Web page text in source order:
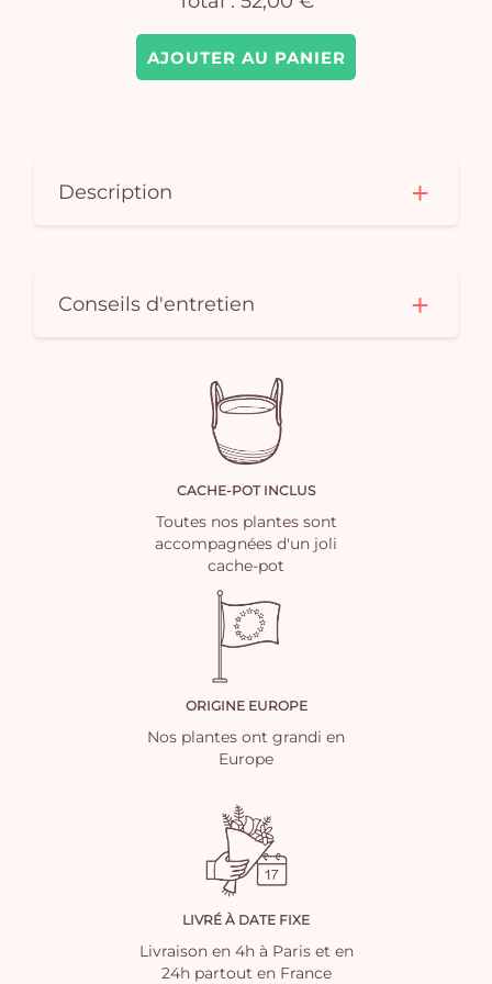
AJOUTER AU PANIER
Description
Conseils d'entretien
CACHE-POT INCLUS
Toutes nos plantes sont
accompagnées d'un joli
cache-pot
ORIGINE EUROPE
Nos plantes ont grandi en
Europe
LIVRÉ À DATE FIXE
Livraison en 4h à Paris et en
24h partout en France